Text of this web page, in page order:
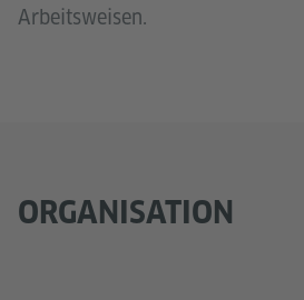
Arbeitsweisen.
ORGANISATION